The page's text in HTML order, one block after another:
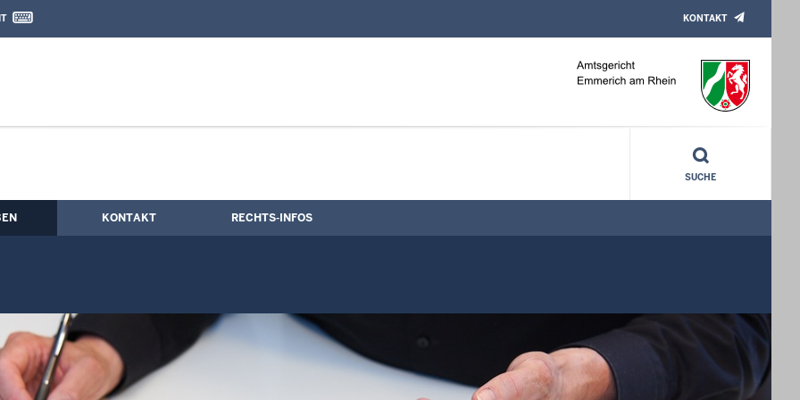
Kontaktformular
KONTAKT
SUCHE
KONTAKT RECHTS-INFOS